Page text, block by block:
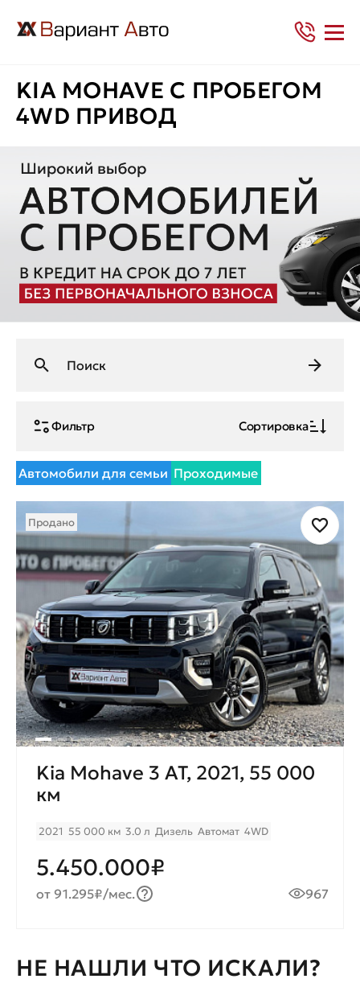
KIA MOHAVE С ПРОБЕГОМ
4WD ПРИВОД
Фильтр Сортировка
Автомобили для семьи Проходимые
Продано
Kia Mohave 3 AT, 2021, 55 000
км
2021 55 000 км 3.0 л Дизель Автомат 4WD
5.450.000₽
от 91.295₽/мес. 967
НЕ НАШЛИ ЧТО ИСКАЛИ?